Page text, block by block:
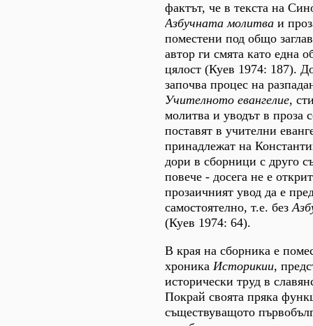
фактът, че в текста на
Азбучната молитва и
поместени под общо
автор ги смята като една
цялост (Куев 1974: 187).
започва процес на
Учителното евангелие,
молитва и уводът в проза
поставят в учителни
принадлежат на
дори в сборници с друго
повече - досега не е
прозаичният увод да е
самостоятелно, т.е. без
(Куев 1974: 64).
В края на сборника е
хроника Историкии,
исторически труд в
Покрай своята пряка
съществуващото